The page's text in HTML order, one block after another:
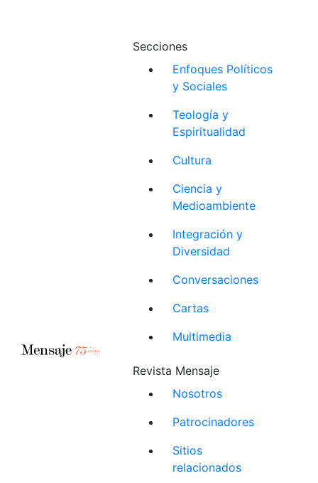
Secciones
Enfoques Políticos
y Sociales
Teología y
Espiritualidad
Cultura
Ciencia y
Medioambiente
Integración y
Diversidad
Conversaciones
Cartas
Multimedia
Revista Mensaje
Nosotros
Patrocinadores
Sitios
relacionados